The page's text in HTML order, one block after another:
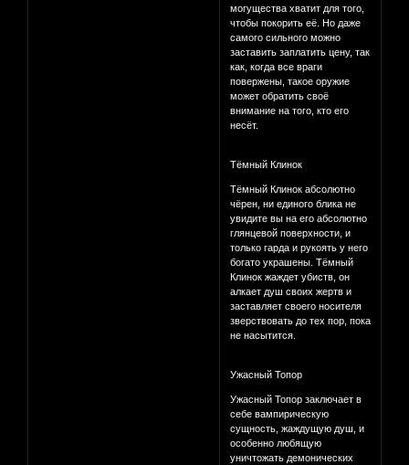
могущества хватит для того,
чтобы покорить её. Но даже
самого сильного можно
заставить заплатить цену, так
как, когда все враги
повержены, такое оружие
может обратить своё
внимание на того, кто его
несёт.
Тёмный Клинок
Тёмный Клинок абсолютно
чёрен, ни единого блика не
увидите вы на его абсолютно
глянцевой поверхности, и
только гарда и рукоять у него
богато украшены. Тёмный
Клинок жаждет убиств, он
алкает душ своих жертв и
заставляет своего носителя
зверствовать до тех пор, пока
не насытится.
Ужасный Топор
Ужасный Топор заключает в
себе вампирическую
сущность, жаждущую душ, и
особенно любящую
уничтожать демонических